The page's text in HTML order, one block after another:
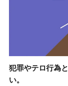
犯罪やテロ行為
い。